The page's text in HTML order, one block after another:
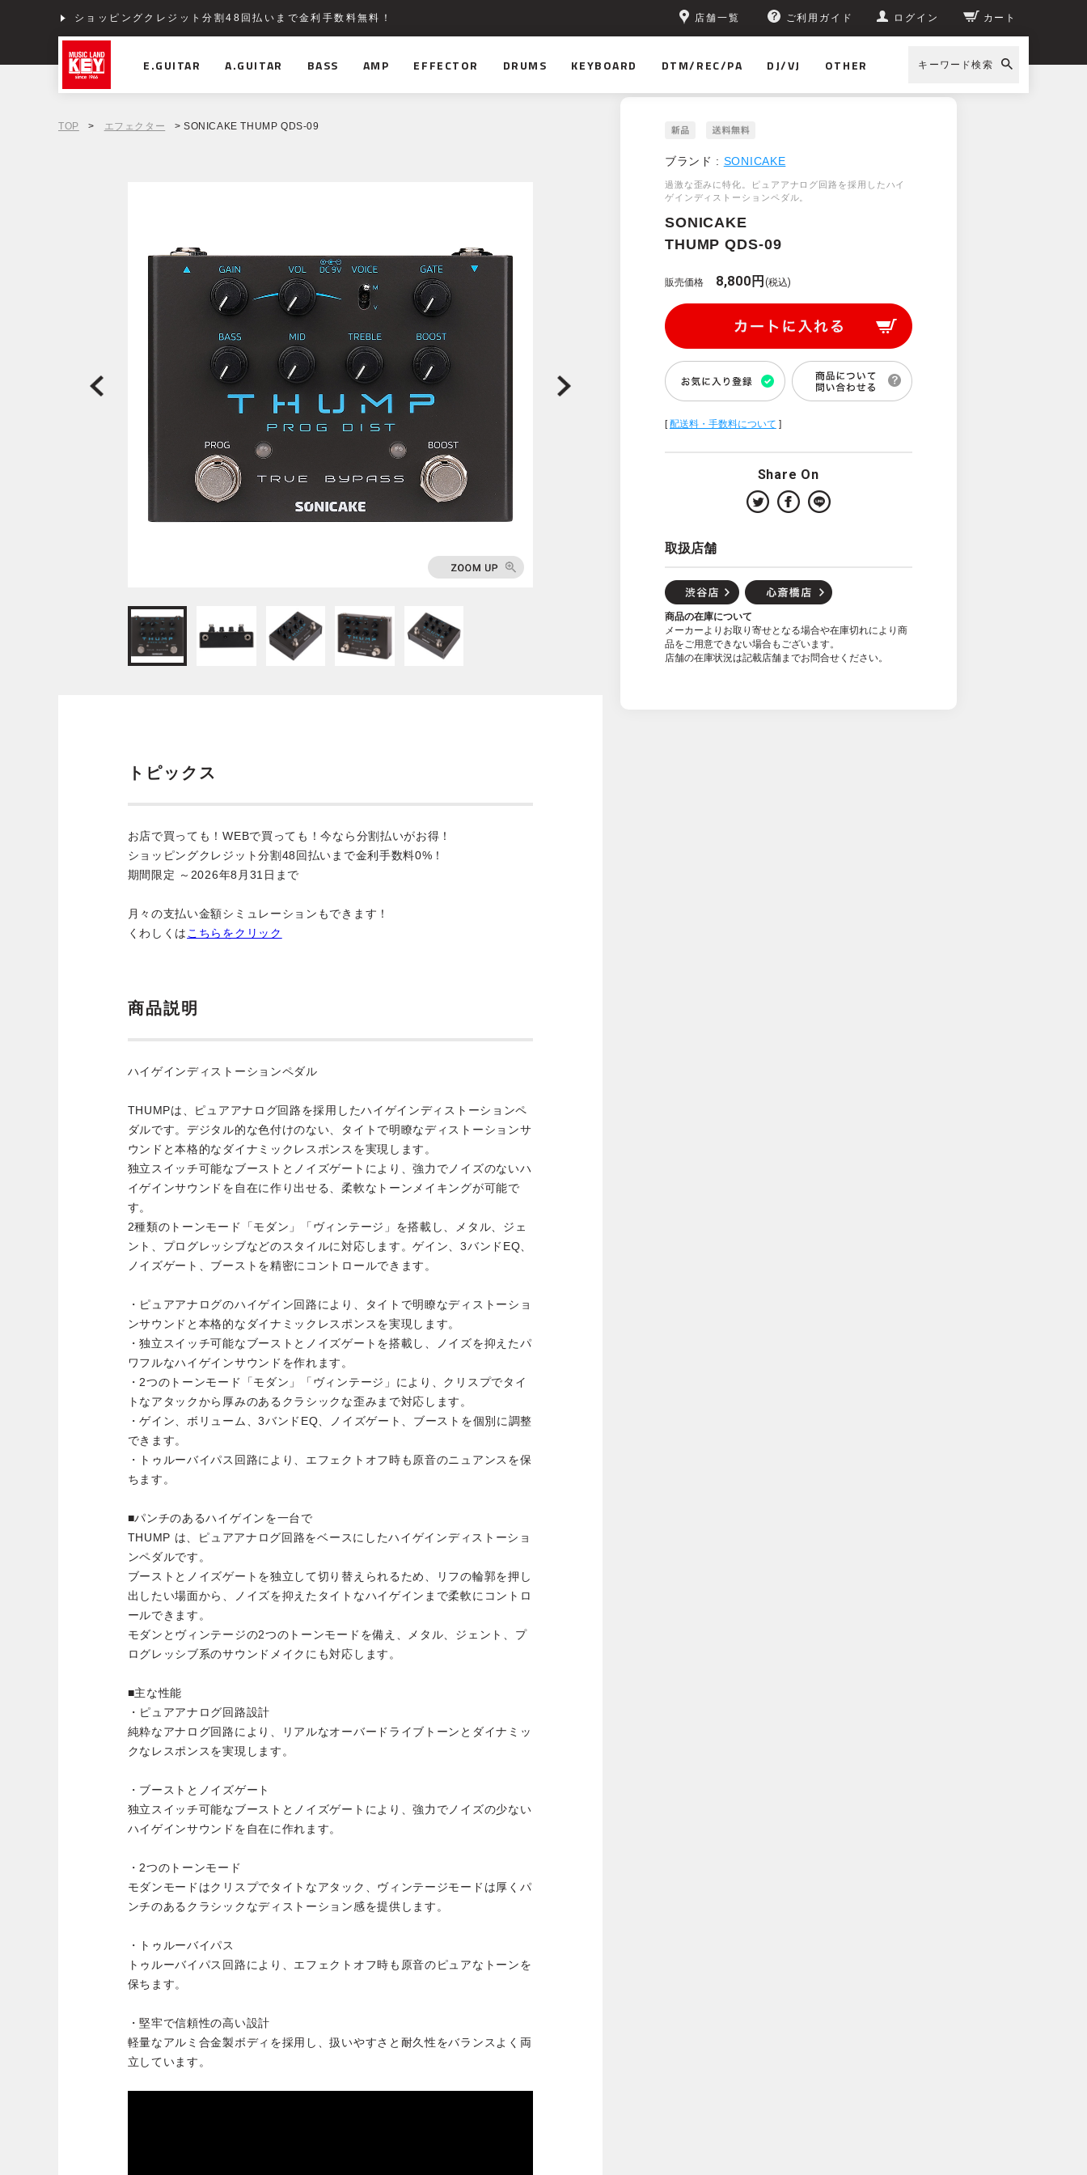
ショッピングクレジット分割48回払いまで金利手数料無料！ 店舗一覧 ご利用ガイド ログイン カート
E.GUITAR A.GUITAR BASS AMP EFFECTOR DRUMS KEYBOARD DTM/REC/PA DJ/VJ OTHER キーワード検索
TOP > エフェクター > SONICAKE THUMP QDS-09
ブランド : SONICAKE
過激な歪みに特化。ピュアアナログ回路を採用したハイ
ゲインディストーションペダル。
SONICAKE
THUMP QDS-09
販売価格 8,800円 (税込)
[配送料・手数料について ]
Share On
取扱店舗
商品の在庫について
メーカーよりお取り寄せとなる場合や在庫切れにより商
品をご用意できない場合もございます。
店舗の在庫状況は記載店舗までお問合せください。
トピックス
お店で買っても！WEBで買っても！今なら分割払いがお得！
ショッピングクレジット分割48回払いまで金利手数料0%！
期間限定 ～2026年8月31日まで
月々の支払い金額シミュレーションもできます！
くわしくは こちらをクリック
商品説明
ハイゲインディストーションペダル
THUMPは、ピュアアナログ回路を採用したハイゲインディストーションペ
ダルです。デジタル的な色付けのない、タイトで明瞭なディストーションサ
ウンドと本格的なダイナミックレスポンスを実現します。
独立スイッチ可能なブーストとノイズゲートにより、強力でノイズのないハ
イゲインサウンドを自在に作り出せる、柔軟なトーンメイキングが可能で
す。
2種類のトーンモード「モダン」「ヴィンテージ」を搭載し、メタル、ジェ
ント、プログレッシブなどのスタイルに対応します。ゲイン、3バンドEQ、
ノイズゲート、ブーストを精密にコントロールできます。
・ピュアアナログのハイゲイン回路により、タイトで明瞭なディストーショ
ンサウンドと本格的なダイナミックレスポンスを実現します。
・独立スイッチ可能なブーストとノイズゲートを搭載し、ノイズを抑えたパ
ワフルなハイゲインサウンドを作れます。
・2つのトーンモード「モダン」「ヴィンテージ」により、クリスプでタイ
トなアタックから厚みのあるクラシックな歪みまで対応します。
・ゲイン、ボリューム、3バンドEQ、ノイズゲート、ブーストを個別に調整
できます。
・トゥルーバイパス回路により、エフェクトオフ時も原音のニュアンスを保
ちます。
■パンチのあるハイゲインを一台で
THUMP は、ピュアアナログ回路をベースにしたハイゲインディストーショ
ンペダルです。
ブーストとノイズゲートを独立して切り替えられるため、リフの輪郭を押し
出したい場面から、ノイズを抑えたタイトなハイゲインまで柔軟にコントロ
ールできます。
モダンとヴィンテージの2つのトーンモードを備え、メタル、ジェント、プ
ログレッシブ系のサウンドメイクにも対応します。
■主な性能
・ピュアアナログ回路設計
純粋なアナログ回路により、リアルなオーバードライブトーンとダイナミッ
クなレスポンスを実現します。
・ブーストとノイズゲート
独立スイッチ可能なブーストとノイズゲートにより、強力でノイズの少ない
ハイゲインサウンドを自在に作れます。
・2つのトーンモード
モダンモードはクリスプでタイトなアタック、ヴィンテージモードは厚くパ
ンチのあるクラシックなディストーション感を提供します。
・トゥルーバイパス
トゥルーバイパス回路により、エフェクトオフ時も原音のピュアなトーンを
保ちます。
・堅牢で信頼性の高い設計
軽量なアルミ合金製ボディを採用し、扱いやすさと耐久性をバランスよく両
立しています。